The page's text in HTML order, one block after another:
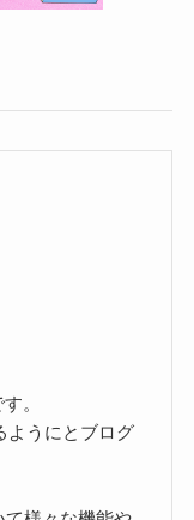
。
ようにとブログ